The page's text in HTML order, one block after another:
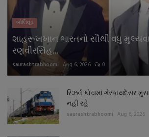
બોલિવૂડ
શાહરૂખખાન ભારતનો સૌથી વધુ
રણવીરસિંહ...
saurashtrabhoomi Aug 6, 2026 0
રિઝર્વ કોચમાં ગેરકાયદેસર
નહીં રહે
saurashtrabhoomi Aug 6, 2026